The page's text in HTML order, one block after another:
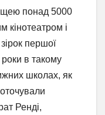
понад 5000
кінотеатром і
першої
в такому
школах, як
Ренді,